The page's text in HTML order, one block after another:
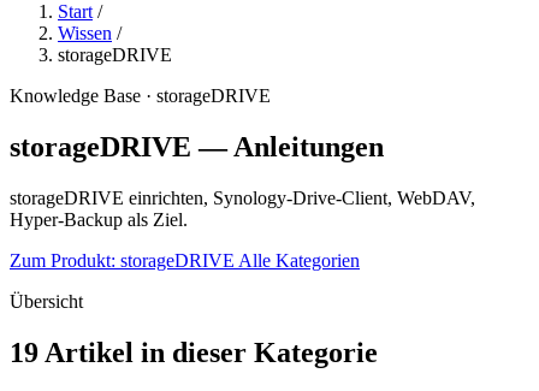
Start /
Wissen /
storageDRIVE
Knowledge Base · storageDRIVE
storageDRIVE — Anleitungen
storageDRIVE einrichten, Synology-Drive-Client, WebDAV,
Hyper-Backup als Ziel.
Zum Produkt: storageDRIVE Alle Kategorien
Übersicht
19 Artikel in dieser Kategorie